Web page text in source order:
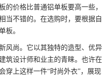
的价格比普通铝单板要高一些，
当不错的。在选购时，要根据自
板。
风尚。它以其独特的造型、优异
筑设计师和业主的青睐。也许在
穿上这样一件“时尚外衣”，展现